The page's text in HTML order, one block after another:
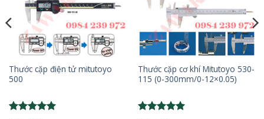
Thước cặp điện tử mitutoyo
500
Thước cặp cơ khí Mitutoyo 530-
115 (0-300mm/0-12×0.05)